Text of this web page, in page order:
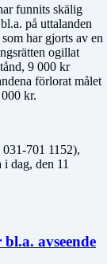
funnits skälig
på uttalanden
har gjorts av en
ogillat
9 000 kr
förlorat målet
kr.
701 1152),
dag, den 11
avseende